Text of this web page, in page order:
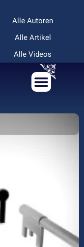
Alle Autoren
Alle Artikel
Alle Videos